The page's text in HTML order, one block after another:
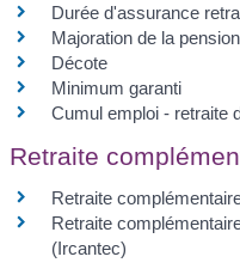
Durée d'assurance
Majoration de la pension
Décote
Minimum garanti
Cumul emploi - retraite
Retraite
Retraite
Retraite
(Ircantec)